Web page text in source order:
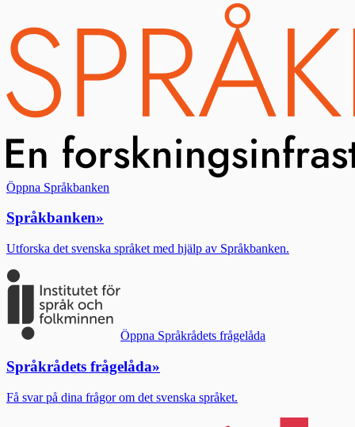
Öppna Språkbanken
Språkbanken»
Utforska det svenska språket med hjälp av Språkbanken.
Öppna Språkrådets frågelåda
Språkrådets frågelåda»
Få svar på dina frågor om det svenska språket.